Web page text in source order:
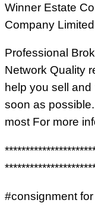
Winner Estate
Company Limited
Professional
Network Quality
help you sell
soon as
most For more
#consignment